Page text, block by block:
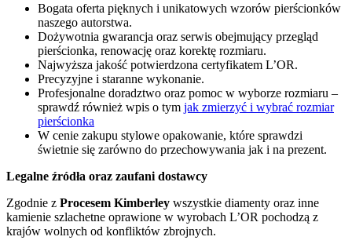
Bogata oferta pięknych i unikatowych wzorów pierścionków
naszego autorstwa.
Dożywotnia gwarancja oraz serwis obejmujący przegląd
pierścionka, renowację oraz korektę rozmiaru.
Najwyższa jakość potwierdzona certyfikatem L’OR.
Precyzyjne i staranne wykonanie.
Profesjonalne doradztwo oraz pomoc w wyborze rozmiaru –
sprawdź również wpis o tym jak zmierzyć i wybrać rozmiar
pierścionka
W cenie zakupu stylowe opakowanie, które sprawdzi
świetnie się zarówno do przechowywania jak i na prezent.
Legalne źródła oraz zaufani dostawcy
Zgodnie z Procesem Kimberley wszystkie diamenty oraz inne
kamienie szlachetne oprawione w wyrobach L’OR pochodzą z
krajów wolnych od konfliktów zbrojnych.